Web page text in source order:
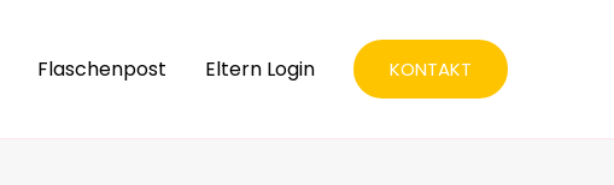
Flaschenpost Eltern Login KONTAKT